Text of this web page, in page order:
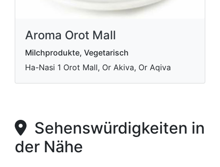
Aroma Orot Mall
Milchprodukte, Vegetarisch
Ha-Nasi 1 Orot Mall, Or Akiva, Or Aqiva
Sehenswürdigkeiten in
der Nähe